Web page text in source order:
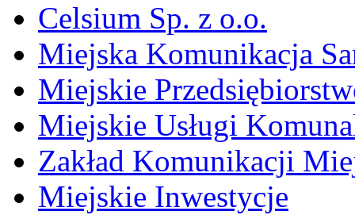
Celsium Sp. z o.o.
Miejska Komunikacja
Miejskie
Miejskie Usługi
Zakład Komunikacji
Miejskie Inwestycje